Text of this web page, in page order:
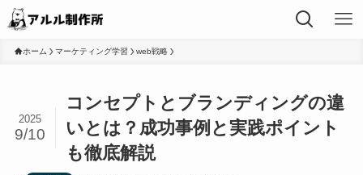
ホーム マーケティング学習 web戦略
コンセプトとブランディングの違
いとは？成功事例と実践ポイント
も徹底解説
2025
9/10